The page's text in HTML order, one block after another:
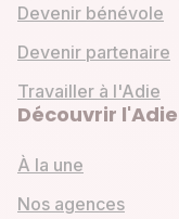
Devenir bénévole
Devenir partenaire
Travailler à l'Adie
Découvrir l'Adie
À la une
Nos agences